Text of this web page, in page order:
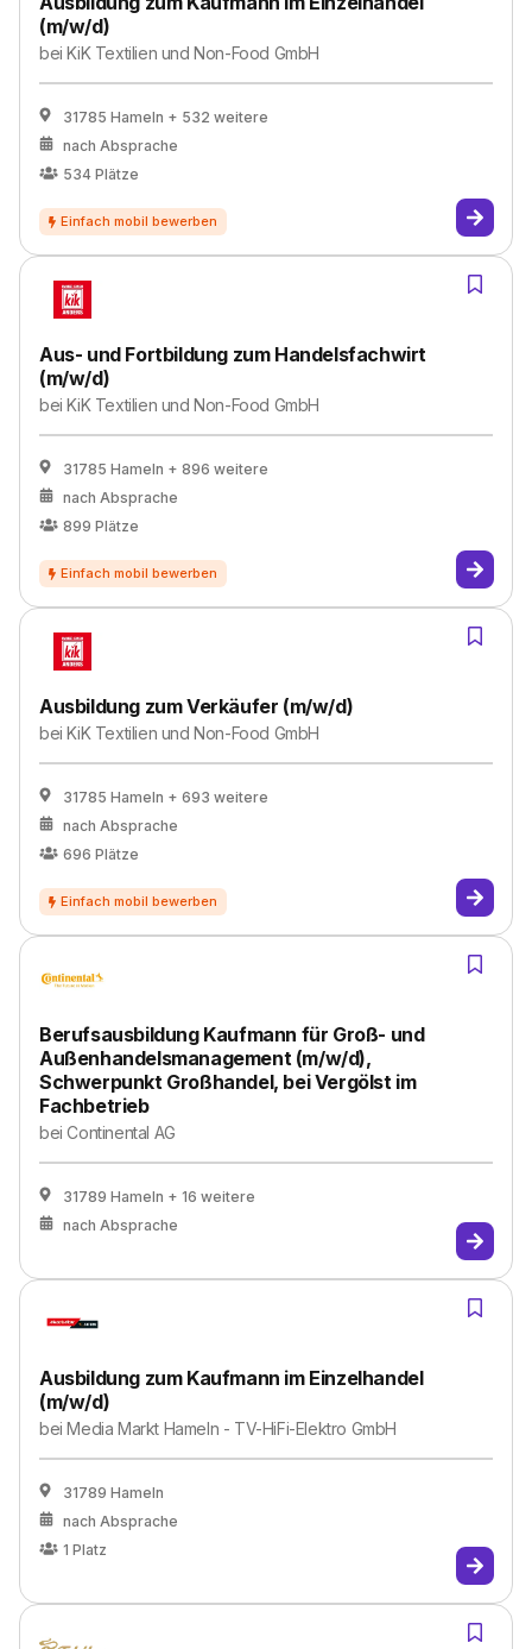
(m/w/d)
beiKiK Textilien und Non-Food GmbH
31785 Hameln + 532 weitere
nach Absprache
534 Plätze
Aus- und Fortbildung zum Handelsfachwirt
(m/w/d)
beiKiK Textilien und Non-Food GmbH
31785 Hameln + 896 weitere
nach Absprache
899 Plätze
Ausbildung zum Verkäufer (m/w/d)
beiKiK Textilien und Non-Food GmbH
31785 Hameln + 693 weitere
nach Absprache
696 Plätze
Berufsausbildung Kaufmann für Groß- und
Außenhandelsmanagement (m/w/d),
Schwerpunkt Großhandel, bei Vergölst im
Fachbetrieb
beiContinental AG
31789 Hameln + 16 weitere
nach Absprache
Ausbildung zum Kaufmann im Einzelhandel
(m/w/d)
beiMedia Markt Hameln - TV-HiFi-Elektro GmbH
31789 Hameln
nach Absprache
1 Platz